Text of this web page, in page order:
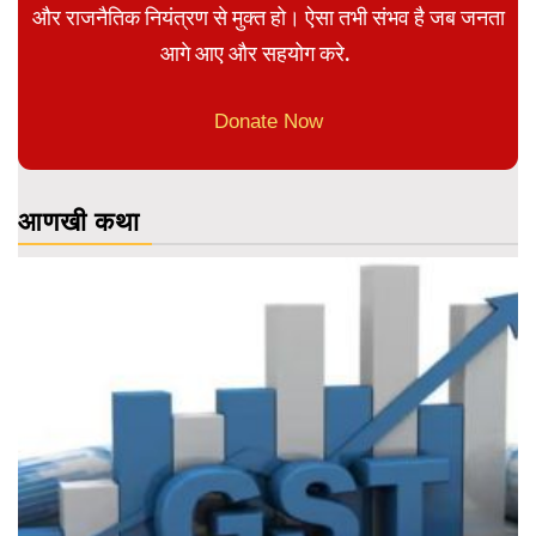
और राजनैतिक नियंत्रण से मुक्त हो। ऐसा तभी संभव है जब जनता
आगे आए और सहयोग करे.
Donate Now
आणखी कथा